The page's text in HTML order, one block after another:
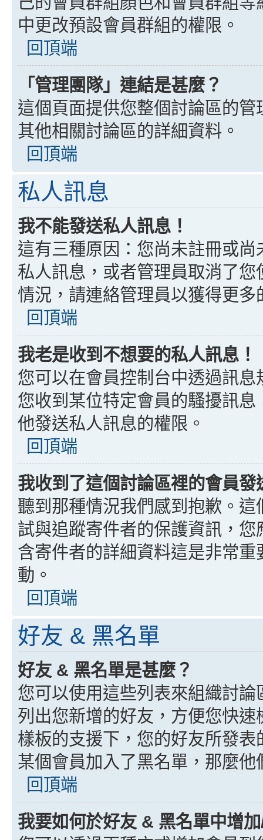
中更改預設會員群組的權限。
回頂端
「管理團隊」連結是甚麼？
這個頁面提供您整個討論區的
其他相關討論區的詳細資料。
回頂端
私人訊息
我不能發送私人訊息！
這有三種原因：您尚未註冊或
私人訊息，或者管理員取消了
情況，請連絡管理員以獲得更多
回頂端
我老是收到不想要的私人訊息！
您可以在會員控制台中透過訊
您收到某位特定會員的騷擾訊
他發送私人訊息的權限。
回頂端
我收到了這個討論區裡的會員
聽到那種情況我們感到抱歉。
試與追蹤寄件者的保護資訊，
含寄件者的詳細資料這是非常
動。
回頂端
好友 & 黑名單
好友 & 黑名單是甚麼？
您可以使用這些列表來組織討
列出您新增的好友，方便您快
樣板的支援下，您的好友所發
某個會員加入了黑名單，那麼
回頂端
我要如何於好友 & 黑名單中增